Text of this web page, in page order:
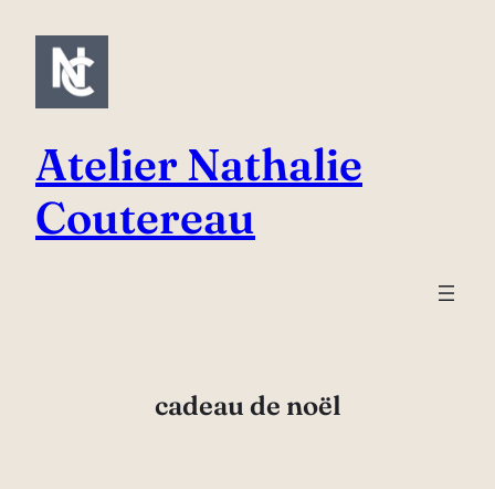
contenu
Atelier Nathalie
Coutereau
cadeau de noël